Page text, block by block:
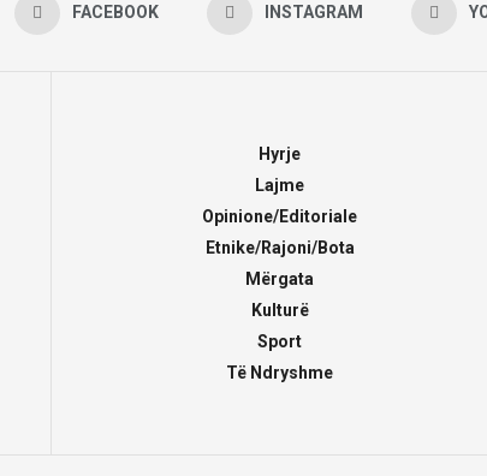
FACEBOOK INSTAGRAM
Hyrje
Lajme
Opinione/Editoriale
Etnike/Rajoni/Bota
Mërgata
Kulturë
Sport
Të Ndryshme